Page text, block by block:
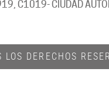
C1019- CIUDAD
DERECHOS